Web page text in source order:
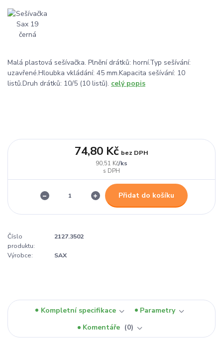
Malá plastová sešívačka. Plnění drátků: horní.Typ sešívání:
uzavřené.Hloubka vkládání: 45 mm.Kapacita sešívání: 10
listů.Druh drátků: 10/5 (10 listů). celý popis
90,51 Kč/ks
74,80 Kč bez DPH
Přidat do košíku
Číslo
produktu:
2127.3502
Výrobce: SAX
Kompletní specifikace
Parametry
Komentáře
0